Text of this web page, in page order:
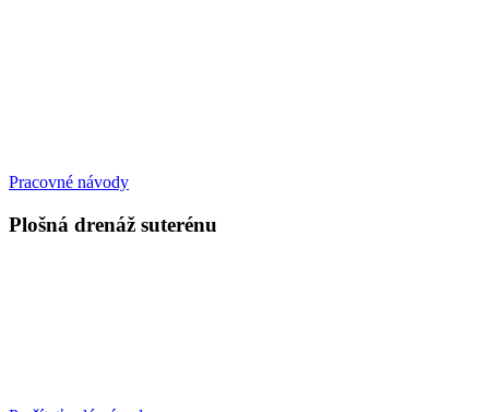
Pracovné návody
Plošná drenáž suterénu